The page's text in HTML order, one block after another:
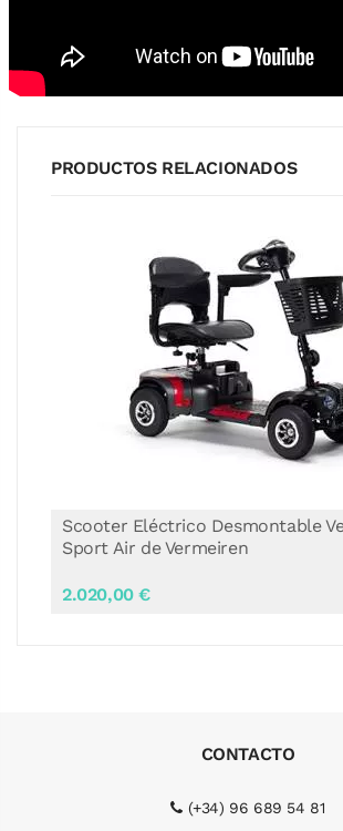
PRODUCTOS RELACIONADOS
Scooter Eléctrico Desmontable
Sport Air de Vermeiren
2.020,00 €
CONTACTO
(+34) 96 689 54 81